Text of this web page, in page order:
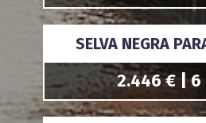
SELVA NEGRA
2.446 € | 6